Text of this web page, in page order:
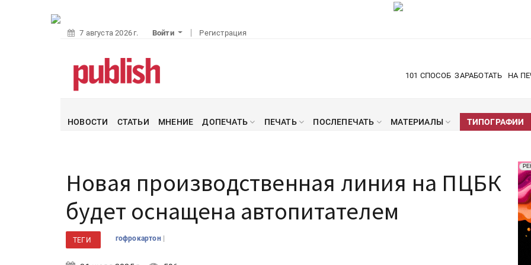
7 августа 2026 г. Войти Регистрация
101 СПОСОБ ЗАРАБОТАТЬ НА
НОВОСТИ СТАТЬИ МНЕНИЕ ДОПЕЧАТЬ ПЕЧАТЬ ПОСЛЕПЕЧАТЬ МАТЕРИАЛЫ ТИПОГРАФИИ
Новая производственная линия на ПЦБК
будет оснащена автопитателем
ТЕГИ гофрокартон |